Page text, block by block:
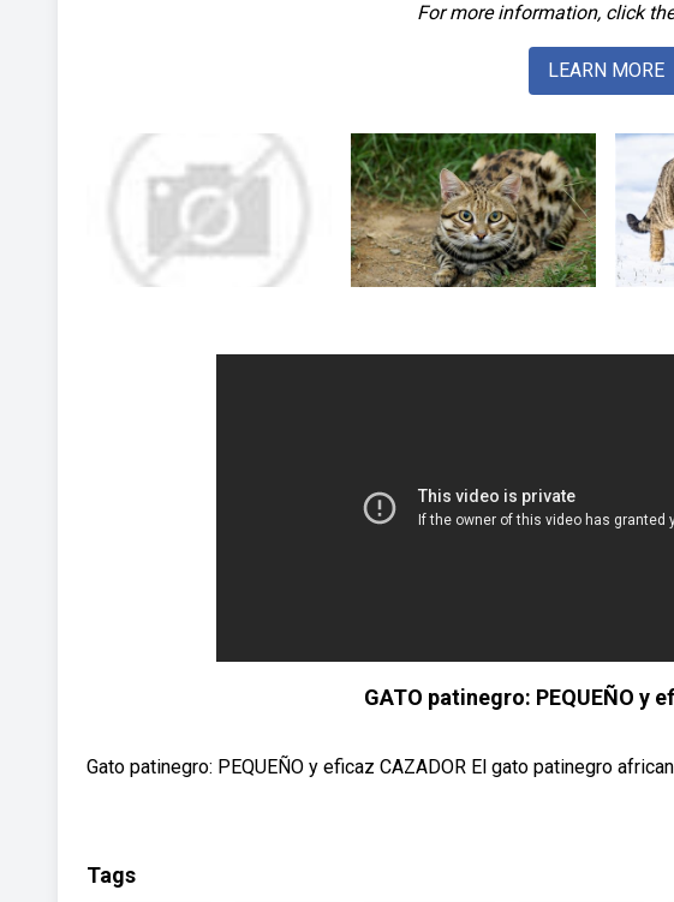
For more information, click
LEARN MORE
GATO patinegro: PEQUEÑO y
Gato patinegro: PEQUEÑO y eficaz CAZADOR El gato patinegro
Tags